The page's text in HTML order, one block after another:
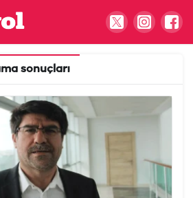
sonuçları